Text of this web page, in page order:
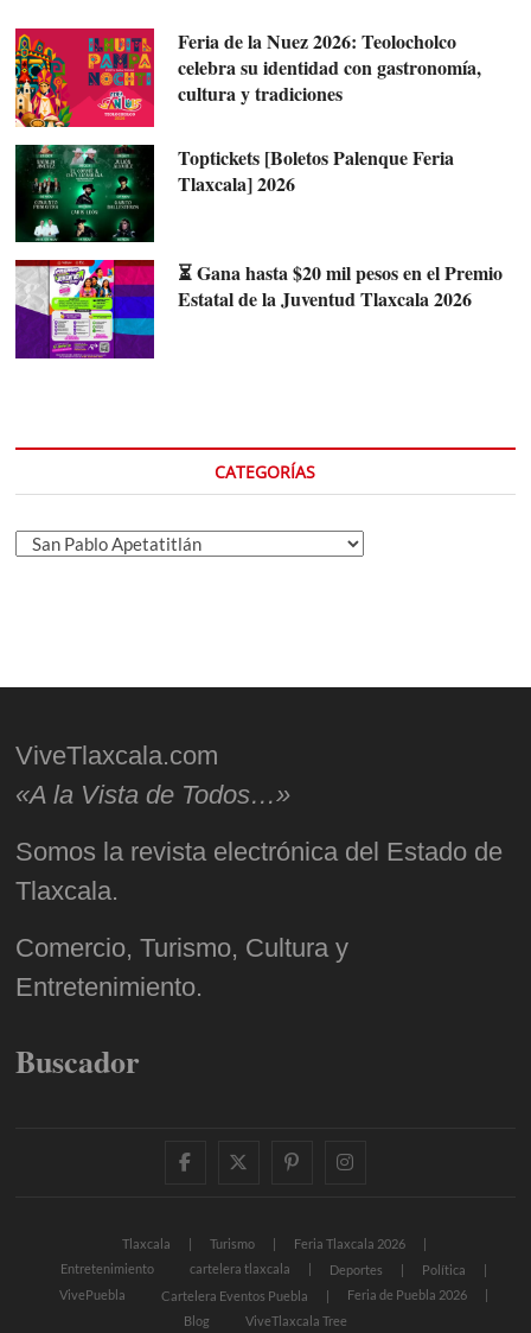
Feria de la Nuez 2026: Teolocholco
celebra su identidad con gastronomía,
cultura y tradiciones
Toptickets [Boletos Palenque Feria
Tlaxcala] 2026
⏳ Gana hasta $20 mil pesos en el Premio
Estatal de la Juventud Tlaxcala 2026
CATEGORÍAS
Categorías
ViveTlaxcala.com
«A la Vista de Todos…»
Somos la revista electrónica del Estado de
Tlaxcala.
Comercio, Turismo, Cultura y
Entretenimiento.
Buscador
facebooktwitter
pinterestinstagram
Tlaxcala Turismo
Feria Tlaxcala 2026
Entretenimiento
cartelera tlaxcala Deportes
Política
VivePuebla
Cartelera Eventos Puebla
Feria de Puebla 2026
Blog
ViveTlaxcala Tree